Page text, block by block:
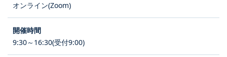
オンライン(Zoom)
9:30～16:30(受付9:00)